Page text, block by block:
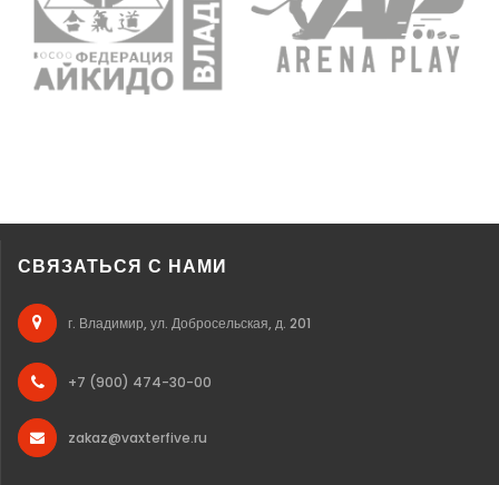
СВЯЗАТЬСЯ С НАМИ
г. Владимир, ул. Добросельская, д. 201
+7 (900) 474-30-00
zakaz@vaxterfive.ru